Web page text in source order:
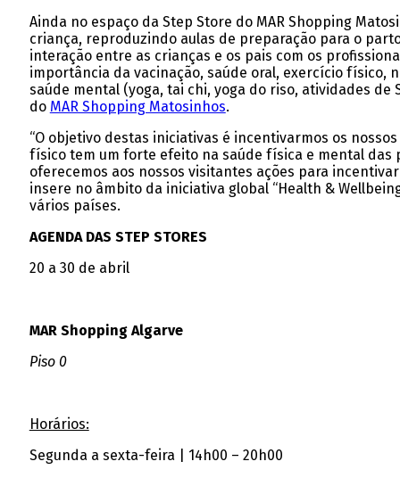
Ainda no espaço da Step Store do MAR Shopping
criança, reproduzindo aulas de preparação para o
interação entre as crianças e os pais com os
importância da vacinação, saúde oral, exercício físico,
saúde mental (yoga, tai chi, yoga do riso, atividades
do MAR Shopping Matosinhos.
“O objetivo destas iniciativas é incentivarmos os
físico tem um forte efeito na saúde física e mental das
oferecemos aos nossos visitantes ações para
insere no âmbito da iniciativa global “Health &
vários países.
AGENDA DAS STEP STORES
20 a 30 de abril
MAR Shopping Algarve
Piso 0
Horários:
Segunda a sexta-feira | 14h00 – 20h00